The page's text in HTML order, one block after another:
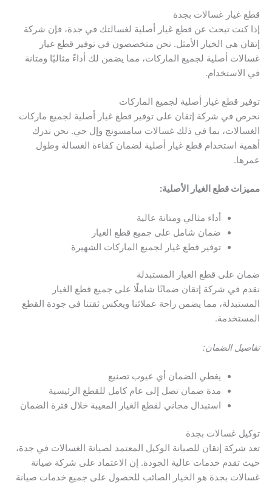
قطع غيار غسالات بجدة
إذا كنت تبحث عن قطع غيار أصلية لغسالتك في جدة، فإن شركة
إتقان هي الخيار الأمثل. نحن متخصصون في توفير قطع غيار
غسالات أصلية لجميع الماركات، مما يضمن لك أداءً مثاليًا ومتانة
في الاستخدام.
توفير قطع غيار أصلية لجميع الماركات
نحرص في شركة إتقان على توفير قطع غيار أصلية لجميع ماركات
الغسالات، بما في ذلك غسالات سامسونج وإل جي. نحن ندرك
أهمية استخدام قطع غيار أصلية لضمان كفاءة الغسالة وطول
عمرها.
مميزات قطع الغيار الأصلية:
أداء مثالي ومتانة عالية
ضمان شامل على جميع قطع الغيار
توفير قطع غيار لجميع الماركات الشهيرة
ضمان على قطع الغيار المستبدلة
نقدم في شركة إتقان ضمانًا شاملًا على جميع قطع الغيار
المستبدلة، مما يضمن راحة عملائنا ويعكس ثقتنا في جودة القطع
المستخدمة.
تفاصيل الضمان:
يغطي الضمان أي عيوب تصنيع
مدة ضمان تصل إلى عام كامل للقطع الرئيسية
استبدال مجاني لقطع الغيار المعيبة خلال فترة الضمان
توكيل غسالات بجدة
تعد شركة إتقان للصيانة الوكيل المعتمد لصيانة الغسالات في جدة،
حيث تقدم خدمات عالية الجودة. إن الاعتماد على شركة صيانة
غسالات بجدة هو الخيار الصائب للحصول على جميع خدمات صيانة